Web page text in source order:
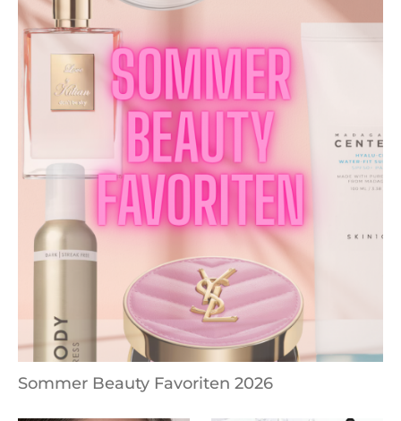
Sommer Beauty Favoriten 2026